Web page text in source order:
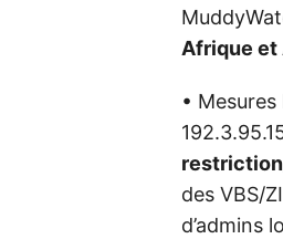
Afrique et
•
des VBS/
d’admins